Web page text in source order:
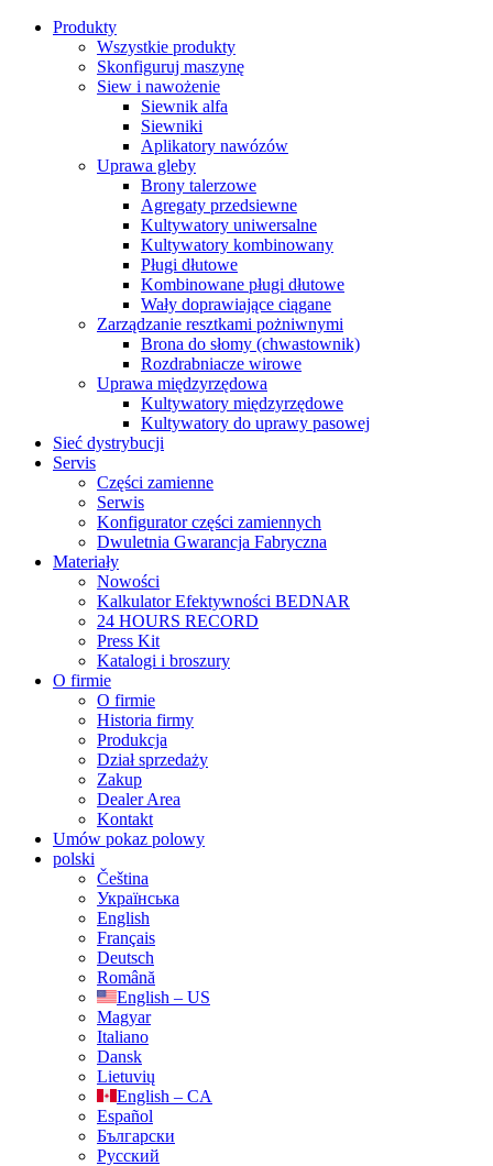
Produkty
Wszystkie produkty
Skonfiguruj maszynę
Siew i nawożenie
Siewnik alfa
Siewniki
Aplikatory nawózów
Uprawa gleby
Brony talerzowe
Agregaty przedsiewne
Kultywatory uniwersalne
Kultywatory kombinowany
Pługi dłutowe
Kombinowane pługi dłutowe
Wały doprawiające ciągane
Zarządzanie resztkami pożniwnymi
Brona do słomy (chwastownik)
Rozdrabniacze wirowe
Uprawa międzyrzędowa
Kultywatory międzyrzędowe
Kultywatory do uprawy pasowej
Sieć dystrybucji
Servis
Części zamienne
Serwis
Konfigurator części zamiennych
Dwuletnia Gwarancja Fabryczna
Materiały
Nowości
Kalkulator Efektywności BEDNAR
24 HOURS RECORD
Press Kit
Katalogi i broszury
O firmie
O firmie
Historia firmy
Produkcja
Dział sprzedaży
Zakup
Dealer Area
Kontakt
Umów pokaz polowy
polski
Čeština
Українська
English
Français
Deutsch
Română
English – US
Magyar
Italiano
Dansk
Lietuvių
English – CA
Español
Български
Русский